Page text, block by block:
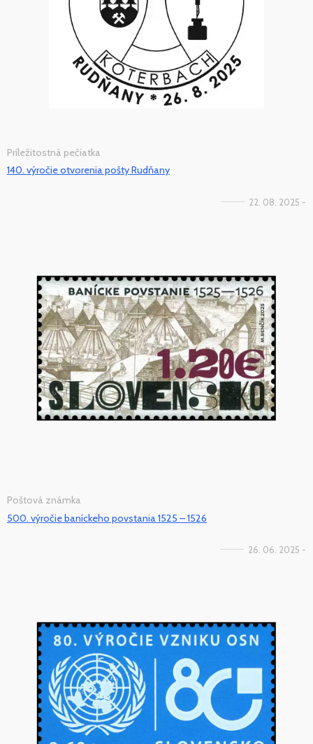
Príležitostná pečiatka
140. výročie otvorenia pošty Rudňany
22. 08. 2025 -
Poštová známka
500. výročie baníckeho povstania 1525 – 1526
26. 06. 2025 -